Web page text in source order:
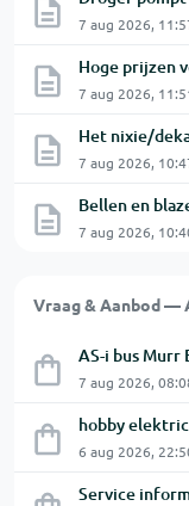
7 aug 2026,
Hoge prijzen
7 aug 2026,
Het nixie/
7 aug 2026,
Bellen en
7 aug 2026,
Vraag & Aanbod
7 aug 2026,
hobby
6 aug 2026,